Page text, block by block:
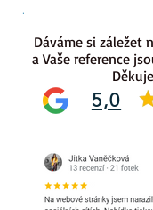
.
5,0
Dáváme si záležet
a Vaše reference